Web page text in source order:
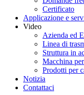
Certificato
Applicazione e
Video
Azienda ed
Linea di
Struttura in
Macchina
Prodotti per
Notizia
Contattaci